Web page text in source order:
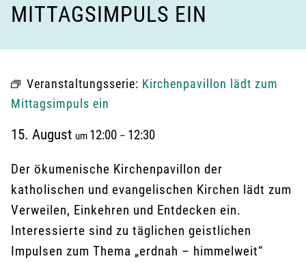
MITTAGSIMPULS EIN
Veranstaltungsserie: Kirchenpavillon lädt zum
Mittagsimpuls ein
15. August um 12:00 – 12:30
Der ökumenische Kirchenpavillon der
katholischen und evangelischen Kirchen lädt zum
Verweilen, Einkehren und Entdecken ein.
Interessierte sind zu täglichen geistlichen
Impulsen zum Thema „erdnah – himmelweit“